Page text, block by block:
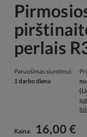
perlais
Paruošimas siuntimui:
1 darbo diena
Į kainą
Kaina: 16,00 €